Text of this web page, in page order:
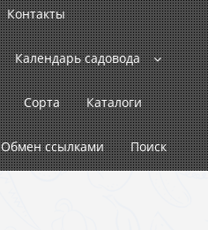
Контакты
Календарь садовода
Сорта Каталоги
Обмен ссылками Поиск